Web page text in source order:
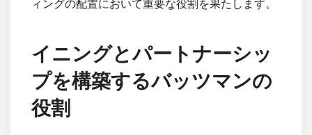
ィングの配置において重要な役割を果たします。
イニングとパートナーシッ
プを構築するバッツマンの
役割